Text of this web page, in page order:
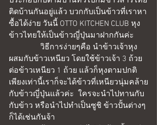
ติดบ้านกันอยู่แล้ว บวกกับเป็นข้าวที่เราหา
ซื้อได้ง่าย วันนี้ OTTO KITCHEN CLUB หุง
ข้าวไทยให้เป็นข้าวญี่ปุ่นมาฝากกันค่ะ
ผสมกับข้าวเหนียว โดยใช้ข้าวเจ้า 3 ถ้วย
ต่อข้าวเหนียว 1 ถ้วย แล้วก็หุงตามปกติ
เพียงเท่านี้เราก็จะได้ข้าวที่เหนียวนุ่มคล้าย
กับข้าวญี่ปุ่นแล้วค่ะ  ใครจะนำไปทานกับ
กับข้าว หรือนำไปทำเป็นซูชิ ข้าวปั้นต่างๆ
ก็ได้เช่นกันจ้า